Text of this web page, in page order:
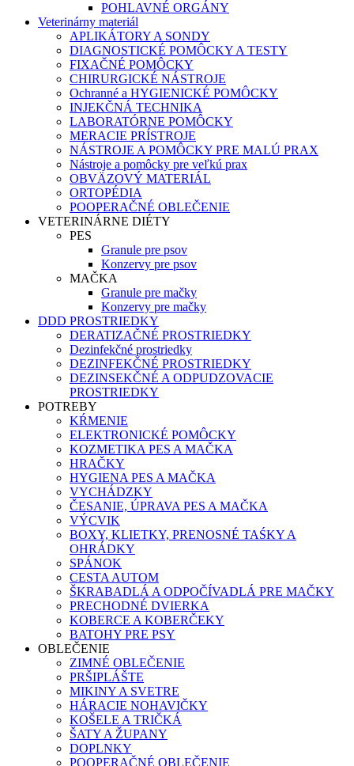
POHLAVNÉ ORGÁNY
Veterinárny materiál
APLIKÁTORY A SONDY
DIAGNOSTICKÉ POMÔCKY A TESTY
FIXAČNÉ POMÔCKY
CHIRURGICKÉ NÁSTROJE
Ochranné a HYGIENICKÉ POMÔCKY
INJEKČNÁ TECHNIKA
LABORATÓRNE POMÔCKY
MERACIE PRÍSTROJE
NÁSTROJE A POMÔCKY PRE MALÚ PRAX
Nástroje a pomôcky pre veľkú prax
OBVÄZOVÝ MATERIÁL
ORTOPÉDIA
POOPERAČNÉ OBLEČENIE
VETERINÁRNE DIÉTY
PES
Granule pre psov
Konzervy pre psov
MAČKA
Granule pre mačky
Konzervy pre mačky
DDD PROSTRIEDKY
DERATIZAČNÉ PROSTRIEDKY
Dezinfekčné prostriedky
DEZINFEKČNÉ PROSTRIEDKY
DEZINSEKČNÉ A ODPUDZOVACIE
PROSTRIEDKY
POTREBY
KŔMENIE
ELEKTRONICKÉ POMÔCKY
KOZMETIKA PES A MAČKA
HRAČKY
HYGIENA PES A MAČKA
VYCHÁDZKY
ČESANIE, ÚPRAVA PES A MAČKA
VÝCVIK
BOXY, KLIETKY, PRENOSNÉ TAŚKY A
OHRÁDKY
SPÁNOK
CESTA AUTOM
ŠKRABADLÁ A ODPOČÍVADLÁ PRE MAČKY
PRECHODNÉ DVIERKA
KOBERCE A KOBERČEKY
BATOHY PRE PSY
OBLEČENIE
ZIMNÉ OBLEČENIE
PRŠIPLÁŠTE
MIKINY A SVETRE
HÁRACIE NOHAVIČKY
KOŠELE A TRIČKÁ
ŠATY A ŽUPANY
DOPLNKY
POOPERAČNÉ OBLEČENIE